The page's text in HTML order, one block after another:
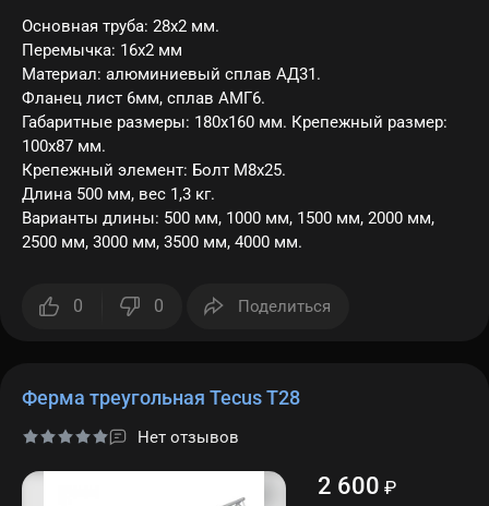
Основная труба: 28х2 мм.
Перемычка: 16х2 мм
Материал: алюминиевый сплав АД31.
Фланец лист 6мм, сплав АМГ6.
Габаритные размеры: 180х160 мм. Крепежный размер:
100х87 мм.
Крепежный элемент: Болт M8х25.
Длина 500 мм, вес 1,3 кг.
Варианты длины: 500 мм, 1000 мм, 1500 мм, 2000 мм,
2500 мм, 3000 мм, 3500 мм, 4000 мм.
0 0 Поделиться
Ферма треугольная Tecus T28
Нет отзывов
2 600 ₽